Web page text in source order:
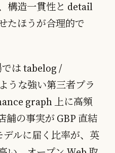
構造一貫性と detail
たほうが合理的で
は tabelog /
うな強い第三者プラ
graph 上に高頻
舗の事実が GBP 直結
ルに届く比率が、英